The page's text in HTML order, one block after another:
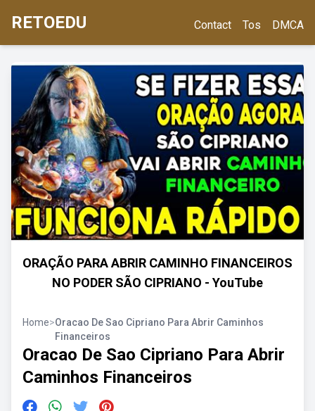
RETOEDU Contact Tos DMCA
ORAÇÃO PARA ABRIR CAMINHO FINANCEIROS
NO PODER SÃO CIPRIANO - YouTube
Home>Oracao De Sao Cipriano Para Abrir Caminhos
Financeiros
Oracao De Sao Cipriano Para Abrir
Caminhos Financeiros